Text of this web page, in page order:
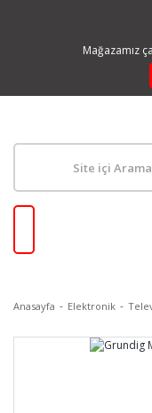
Mağazamız
Anasayfa Elektronik